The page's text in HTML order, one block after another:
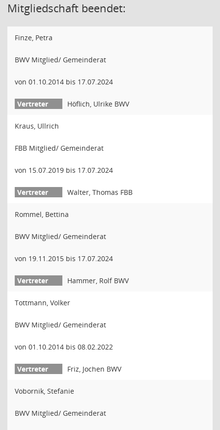
Mitgliedschaft beendet:
Finze, Petra
BWV Mitglied/ Gemeinderat
von 01.10.2014 bis 17.07.2024
Höflich, Ulrike BWV
Kraus, Ullrich
FBB Mitglied/ Gemeinderat
von 15.07.2019 bis 17.07.2024
Walter, Thomas FBB
Rommel, Bettina
BWV Mitglied/ Gemeinderat
von 19.11.2015 bis 17.07.2024
Hammer, Rolf BWV
Tottmann, Volker
BWV Mitglied/ Gemeinderat
von 01.10.2014 bis 08.02.2022
Friz, Jochen BWV
Vobornik, Stefanie
BWV Mitglied/ Gemeinderat